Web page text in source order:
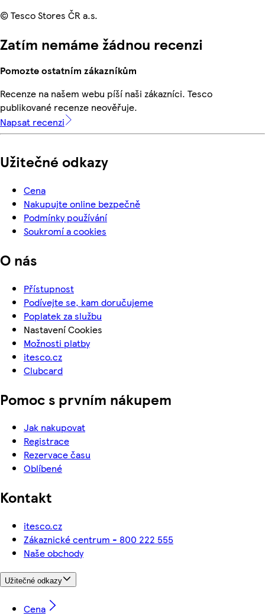
© Tesco Stores ČR a.s.
Zatím nemáme žádnou recenzi
Pomozte ostatním zákazníkům
Recenze na našem webu píší naši zákazníci. Tesco
publikované recenze neověřuje.
Napsat recenzi
Užitečné odkazy
Cena
Nakupujte online bezpečně
Podmínky používání
Soukromí a cookies
O nás
Přístupnost
Podívejte se, kam doručujeme
Poplatek za službu
Nastavení Cookies
Možnosti platby
itesco.cz
Clubcard
Pomoc s prvním nákupem
Jak nakupovat
Registrace
Rezervace času
Oblíbené
Kontakt
itesco.cz
Zákaznické centrum - 800 222 555
Naše obchody
Užitečné odkazy
Cena